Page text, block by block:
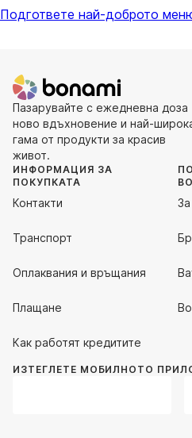
Подгответе най-доброто
Пазарувайте с ежедневна доза
ново вдъхновение и най-
гама от продукти за красив
живот.
ИНФОРМАЦИЯ ЗА
ПОКУПКАТА
Контакти
Транспорт
Оплаквания и връщания
Плащане
Как работят кредитите
ИЗТЕГЛЕТЕ МОБИЛНОТО